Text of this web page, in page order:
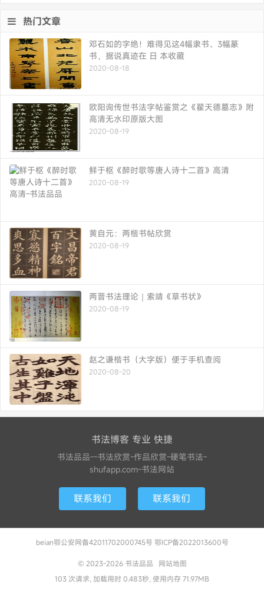
热门文章
邓石如的字绝！难得见这4幅隶书、3幅篆
书，据说真迹在 日 本收藏
2020-08-18
欧阳询传世书法字帖鉴赏之《翟天德墓志》附
高清无水印原版大图
2020-08-19
鲜于枢《醉时歌等唐人诗十二首》高清
2020-08-19
黄自元：两楷书帖欣赏
2020-08-19
两晋书法理论｜索靖《草书状》
2020-08-19
赵之谦楷书（大字版）便于手机查阅
2020-08-20
书法博客 专业 快捷
书法品品--书法欣赏-作品欣赏-硬笔书法-
shufapp.com-书法网站
联系我们 联系我们
beian鄂公安网备42011702000745号 鄂ICP备2022013600号
© 2023-2026书法品品
网站地图
103 次请求, 加载用时 0.483秒, 使用内存 71.97MB